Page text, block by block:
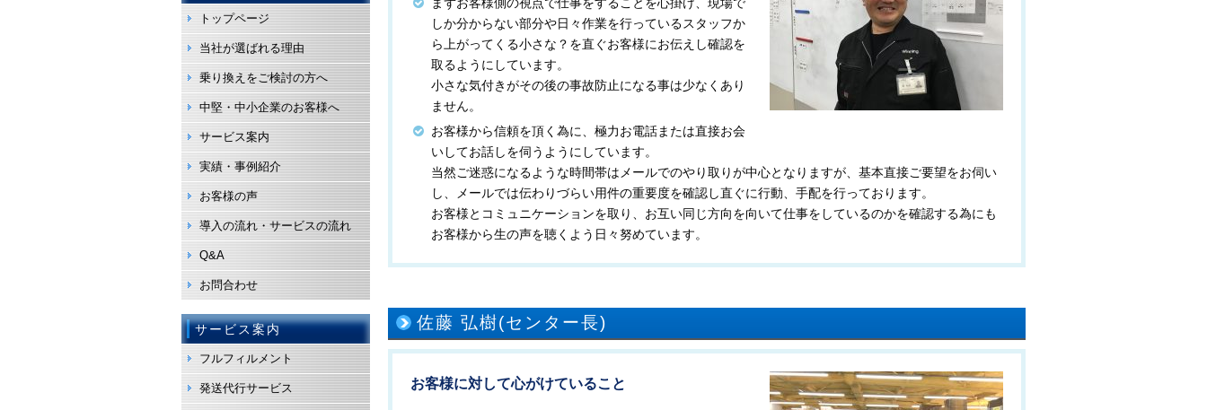
しか分からない部分や日々作業を行っているスタッフか
ら上がってくる小さな？を直ぐお客様にお伝えし確認を
取るようにしています。
小さな気付きがその後の事故防止になる事は少なくあり
ません。
お客様から信頼を頂く為に、極力お電話または直接お会
いしてお話しを伺うようにしています。
当然ご迷惑になるような時間帯はメールでのやり取りが中心となりますが、基本直接ご要望をお伺い
し、メールでは伝わりづらい用件の重要度を確認し直ぐに行動、手配を行っております。
お客様とコミュニケーションを取り、お互い同じ方向を向いて仕事をしているのかを確認する為にも
お客様から生の声を聴くよう日々努めています。
佐藤 弘樹(センター長)
お客様に対して心がけていること
トップページ
当社が選ばれる理由
乗り換えをご検討の方へ
中堅・中小企業のお客様へ
サービス案内
実績・事例紹介
お客様の声
導入の流れ・サービスの流れ
Q&A
お問合わせ
サービス案内
フルフィルメント
発送代行サービス